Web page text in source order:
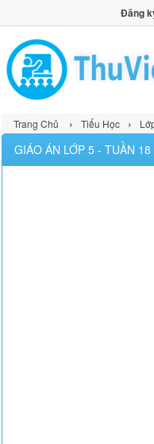
Đăng
Trang Chủ › Tiểu Học ›
GIÁO ÁN LỚP 5 - TUẦN